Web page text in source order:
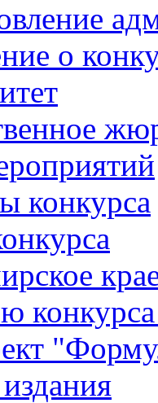
о
конкурса